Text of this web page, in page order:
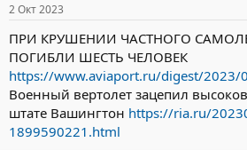
2 Окт 2023
ПРИ КРУШЕНИИ ЧАСТНОГО
ПОГИБЛИ ШЕСТЬ ЧЕЛОВЕК
https://www.aviaport.ru/digest/
Военный вертолет зацепил
штате Вашингтон https://ria.ru/
1899590221.html